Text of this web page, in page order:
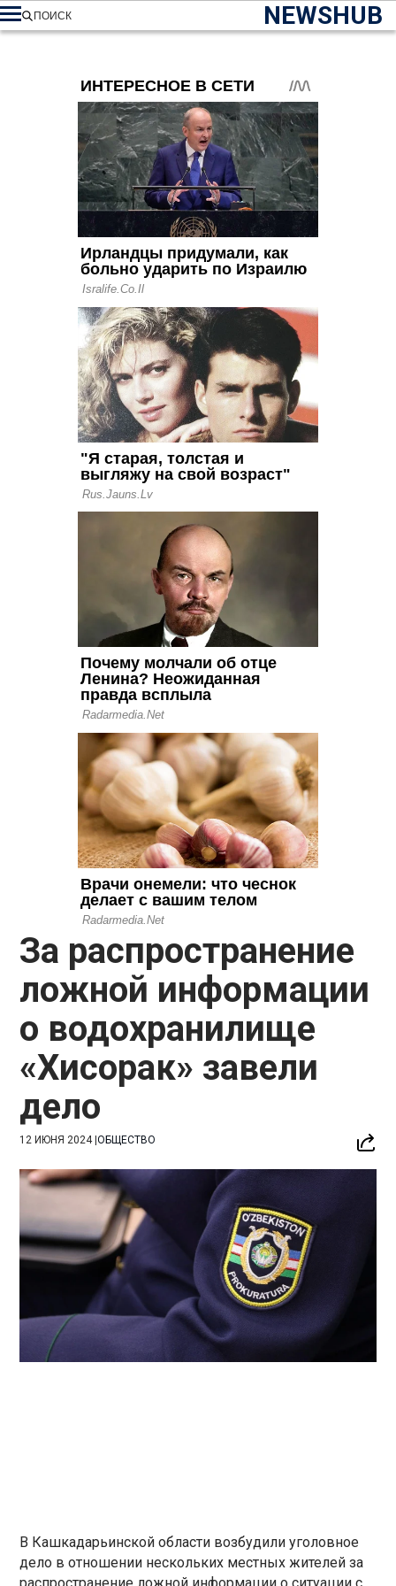
NEWSHUB
ПОИСК
За распространение
ложной информации
о водохранилище
«Хисорак» завели
дело
12 ИЮНЯ 2024|ОБЩЕСТВО
В Кашкадарьинской области возбудили уголовное
дело в отношении нескольких местных жителей за